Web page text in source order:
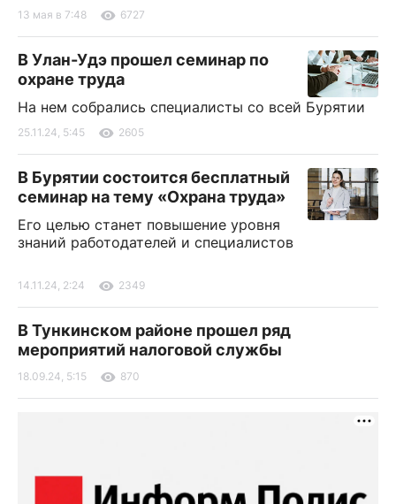
13 мая в 7:48 6727
В Улан-Удэ прошел семинар по
охране труда
На нем собрались специалисты со всей Бурятии
25.11.24, 5:45 2605
В Бурятии состоится бесплатный
семинар на тему «Охрана труда»
Его целью станет повышение уровня
знаний работодателей и специалистов
14.11.24, 2:24 2349
В Тункинском районе прошел ряд
мероприятий налоговой службы
18.09.24, 5:15 870